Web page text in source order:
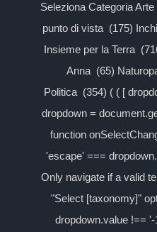
Seleziona Categoria
punto di vista (175)
Insieme per la Terra
Anna (65)
Politica (354) ( ( [
dropdown =
function
'escape' ===
Only navigate if a valid
"Select [taxonomy]"
dropdown.value !==